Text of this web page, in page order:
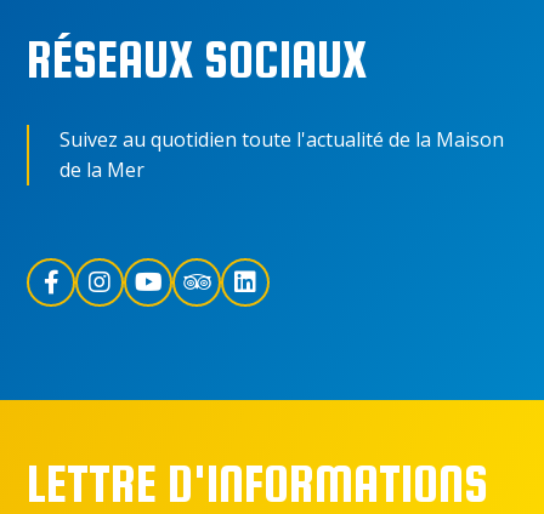
RÉSEAUX SOCIAUX
Suivez au quotidien toute l'actualité de la Maison
de la Mer
LETTRE D'INFORMATIONS